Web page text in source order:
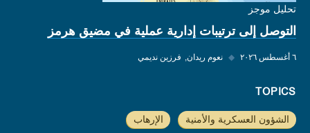
تحليل موجز
التوصل إلى ترتيبات إدارية عملية في مضيق هرمز
٦ أغسطس ٢٠٢٦ ◆ نعوم ريدان فرزين نديمي
TOPICS
الشؤون العسكرية والأمنية الإرهاب